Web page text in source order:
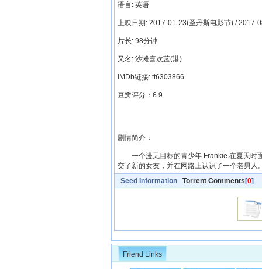
语言: 英语
上映日期: 2017-01-23(圣丹斯电影节) / 2017-
片长: 98分钟
又名: 沙滩喜欢蓝(港)
IMDb链接: tt6303866
豆瓣评分：6.9
剧情简介：
一个漫无目标的青少年 Frankie 在夏天时
交了新的女友，并在网路上认识了一个老男人
Seed Information Torrent Comments [0]
Friend Links